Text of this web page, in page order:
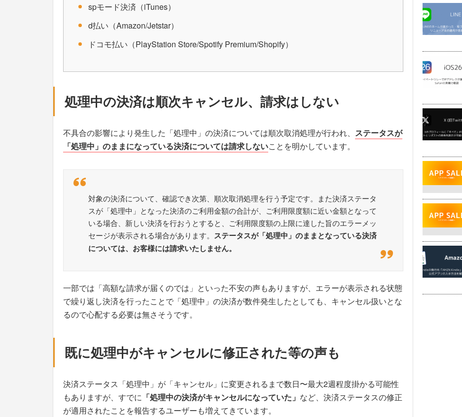
spモード決済（iTunes）
d払い（Amazon/Jetstar）
ドコモ払い（PlayStation Store/Spotify Premium/Shopify）
処理中の決済は順次キャンセル、請求はしない
不具合の影響により発生した「処理中」の決済については順次取消処理が行われ、 ステータスが
「処理中」のままになっている決済については請求しないことを明かしています。
対象の決済について、確認でき次第、順次取消処理を行う予定です。また決済ステータ
スが「処理中」となった決済のご利用金額の合計が、ご利用限度額に近い金額となって
いる場合、新しい決済を行おうとすると、ご利用限度額の上限に達した旨のエラーメッ
セージが表示される場合があります。 ステータスが「処理中」のままとなっている決済
については、お客様には請求いたしません。
一部では「高額な請求が届くのでは」といった不安の声もありますが、エラーが表示される状態
で繰り返し決済を行ったことで「処理中」の決済が数件発生したとしても、キャンセル扱いとな
るので心配する必要は無さそうです。
既に処理中がキャンセルに修正された等の声も
決済ステータス「処理中」が「キャンセル」に変更されるまで数日〜最大2週程度掛かる可能性
もありますが、すでに 「処理中の決済がキャンセルになっていた」 など、決済ステータスの修正
が適用されたことを報告するユーザーも増えてきています。